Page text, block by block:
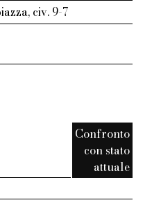
civ. 9-7
Confronto
con stato
attuale